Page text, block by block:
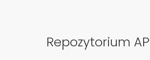
Repozytorium